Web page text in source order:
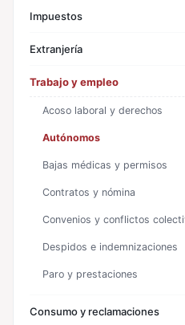
Impuestos
Extranjería
Trabajo y empleo
Acoso laboral y derechos
Autónomos
Bajas médicas y permisos
Contratos y nómina
Convenios y conflictos
Despidos e indemnizaciones
Paro y prestaciones
Consumo y reclamaciones